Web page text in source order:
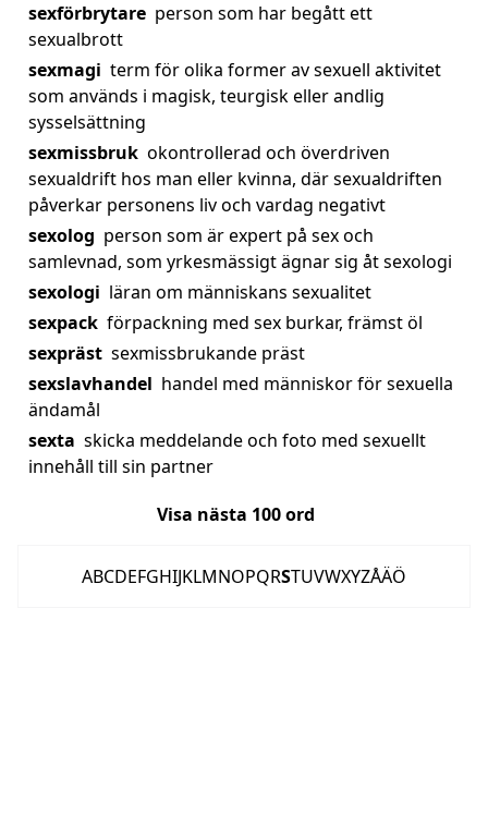
sexförbrytare person som har begått ett
sexualbrott
sexmagi term för olika former av sexuell aktivitet
som används i magisk, teurgisk eller andlig
sysselsättning
sexmissbruk okontrollerad och överdriven
sexualdrift hos man eller kvinna, där sexualdriften
påverkar personens liv och vardag negativt
sexolog person som är expert på sex och
samlevnad, som yrkesmässigt ägnar sig åt sexologi
sexologi läran om människans sexualitet
sexpack förpackning med sex burkar, främst öl
sexpräst sexmissbrukande präst
sexslavhandel handel med människor för sexuella
ändamål
sexta skicka meddelande och foto med sexuellt
innehåll till sin partner
Visa nästa 100ord
ABCDEFGHIJKLMNOPQRSTUVWXYZÅÄÖ